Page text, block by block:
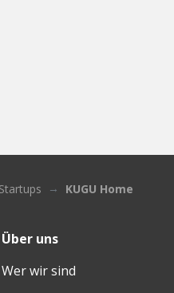
Startups KUGU Home
Über uns
Wer wir sind